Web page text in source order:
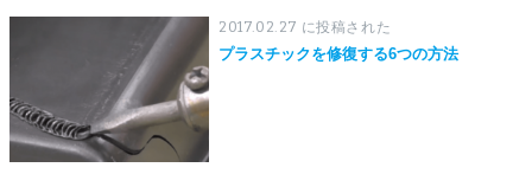
2017.02.27 に投稿された
プラスチックを修復する6つの方法